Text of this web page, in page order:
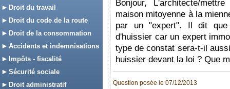
Droit du travail
Droit du code de la route
Droit de la consommation
Accidents et indemnisations
Impôts - fiscalité
Sécurité sociale
Droit administratif
Bonjour, L'architecte/
maison mitoyenne à la
par un "expert". Il dit que
d'huissier car un expert
type de constat sera-t-il
huissier devant la loi ? Que
Question posée le 07/12/2013